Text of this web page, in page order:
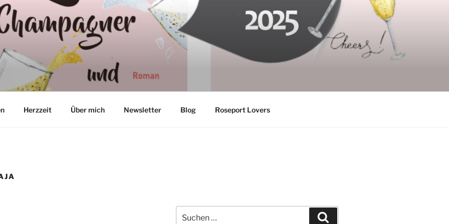
Herzzeit Über mich Newsletter Blog Roseport Lovers
nach: